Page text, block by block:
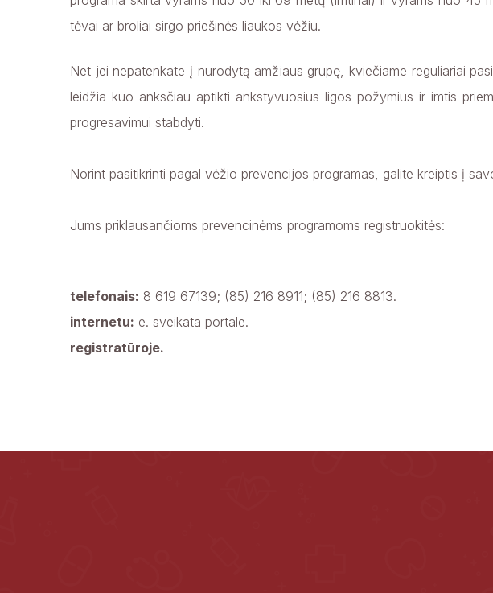
tėvai ar broliai sirgo priešinės liaukos vėžiu.
Net jei nepatenkate į nurodytą amžiaus grupę, kviečiame reguliariai
leidžia kuo anksčiau aptikti ankstyvuosius ligos požymius ir imtis
progresavimui stabdyti.
Norint pasitikrinti pagal vėžio prevencijos programas, galite kreiptis į
Jums priklausančioms prevencinėms programoms registruokitės:
telefonais: 8 619 67139; (85) 216 8911; (85) 216 8813.
internetu: e. sveikata portale.
registratūroje.